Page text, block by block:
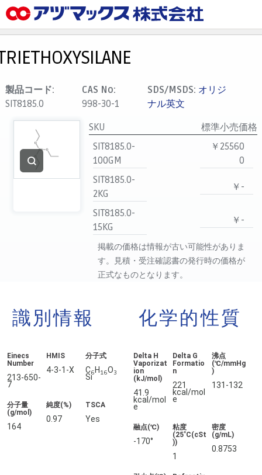
お気に入り
カート
マイアカウント
主要取扱ブランド
代理店一覧
支払い
製品コード:
SIT8185.0
CAS No:
998-30-1
SDS/MSDS: オリジ
ナル英文
SKU
標準小売価格
SIT8185.0-
100GM
￥25560
0
SIT8185.0-
2KG
￥-
SIT8185.0-
15KG
￥-
掲載の価格は情報が古い可能性がありま
す。見積・受注確認書の発行時の価格が
正式なものとなります。
識別情報
Einecs
Number
213-650-
7
HMIS
4-3-1-X
分子式
C6 H 16O3
Si
分子量
(g/mol)
164
純度(%)
0.97
TSCA
Yes
化学的性質
Delta H
Vaporizat
ion
(kJ/mol)
41.9
kcal/mol
e
Delta G
Formatio
n
221
kcal/mol
e
沸点
(℃/mmHg
)
131-132
融点(℃)
-170°
粘度
(25˚C(cSt
))
1
密度
(g/mL)
0.8753